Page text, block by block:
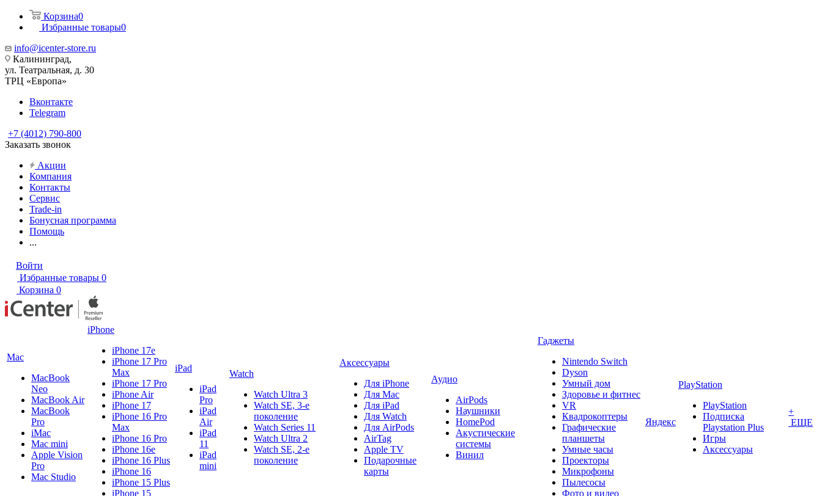
Корзина0
Избранные товары0
info@icenter-store.ru
Калининград,
ул. Театральная, д. 30
ТРЦ «Европа»
Вконтакте
Telegram
+7 (4012) 790-800
Заказать звонок
Акции
Компания
Контакты
Сервис
Trade-in
Бонусная программа
Помощь
...
Войти
Избранные товары 0
Корзина 0
Mac
MacBook
Neo
MacBook Air
MacBook
Pro
iMac
Mac mini
Apple Vision
Pro
Mac Studio
iPhone
iPhone 17e
iPhone 17 Pro
Max
iPhone 17 Pro
iPhone Air
iPhone 17
iPhone 16 Pro
Max
iPhone 16 Pro
iPhone 16e
iPhone 16 Plus
iPhone 16
iPhone 15 Plus
iPhone 15
iPad
iPad
Pro
iPad
Air
iPad
11
iPad
mini
Watch
Watch Ultra 3
Watch SE, 3-е
поколение
Watch Series 11
Watch Ultra 2
Watch SE, 2-е
поколение
Аксессуары
Для iPhone
Для Mac
Для iPad
Для Watch
Для AirPods
AirTag
Apple TV
Подарочные
карты
Аудио
AirPods
Наушники
HomePod
Акустические
системы
Винил
Гаджеты
Nintendo Switch
Dyson
Умный дом
Здоровье и фитнес
VR
Квадрокоптеры
Графические
планшеты
Умные часы
Проекторы
Микрофоны
Пылесосы
Фото и видео
Яндекс
PlayStation
PlayStation
Подписка
Playstation Plus
Игры
Аксессуары
+
ЕЩЕ